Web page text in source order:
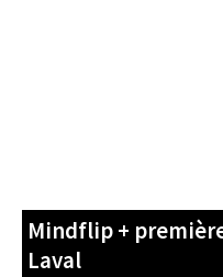
Mindflip +
Laval